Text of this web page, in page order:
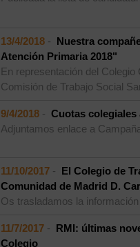
13/4/2018 - Nuestra
Atención Primaria 2018"
En representación del
Comisión de Trabajo Social
9/4/2018 - Cuotas colegiales
Adjuntamos enlace a
11/10/2017 - El Colegio de
Comunidad de Madrid D.
Os trasladamos la
11/7/2017 - RMI: últimas
Colegio